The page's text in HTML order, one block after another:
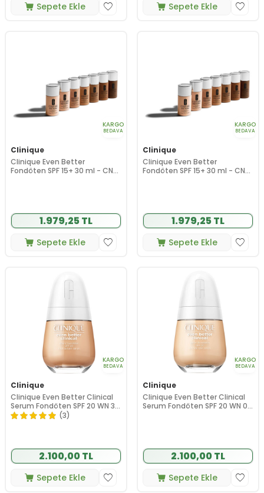
Sepete Ekle Sepete Ekle
KARGO
BEDAVA
Clinique
Clinique Even Better
Fondöten SPF 15+ 30 ml - CN
1.979,25 TL
Sepete Ekle
KARGO
BEDAVA
Clinique
Clinique Even Better
Fondöten SPF 15+ 30 ml - CN
1.979,25 TL
Sepete Ekle
KARGO
BEDAVA
Clinique
Clinique Even Better Clinical
Serum Fondöten SPF 20 WN 30
Biscuit 30 ml (3)
2.100,00 TL
Sepete Ekle
KARGO
BEDAVA
Clinique
Clinique Even Better Clinical
Serum Fondöten SPF 20 WN 04
2.100,00 TL
Sepete Ekle